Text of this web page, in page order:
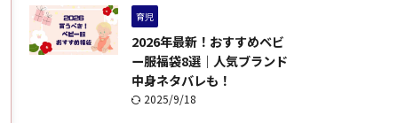
育児
2026年最新！おすすめベビ
ー服福袋8選｜人気ブランド
中身ネタバレも！
2025/9/18